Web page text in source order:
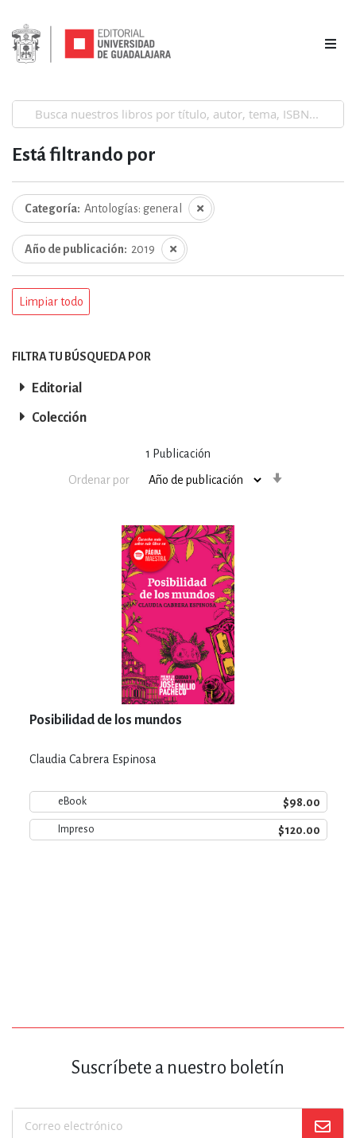
1 Publicación
Ordenar por
Posibilidad de los mundos
Claudia Cabrera Espinosa
eBook $98.00
Impreso $120.00
Está filtrando por
Categoría Antologías: general
Año de publicación 2019
Limpiar todo
FILTRA TU BÚSQUEDA POR
Editorial
Colección
Suscríbete a nuestro boletín
Suscríbase